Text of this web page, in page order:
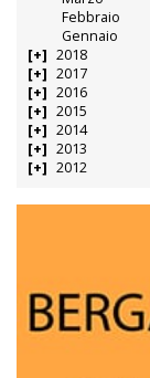
Febbraio
Gennaio
2018
2017
2016
2015
2014
2013
2012